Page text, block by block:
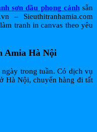
sơn dầu phong cảnhsẵn
– Sieuthitranhamia.com
tranh in canvas theo yêu
Amia Hà Nội
trong tuần. Có dịch vụ
Hà Nội, chuyển hàng đi tất